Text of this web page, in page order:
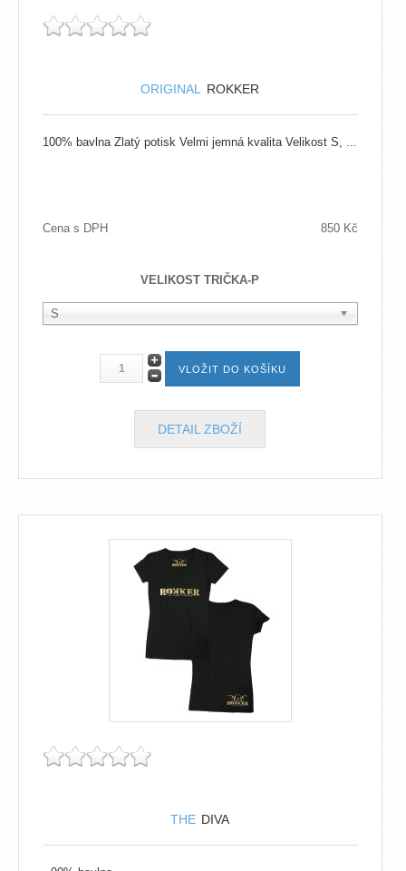
ORIGINAL ROKKER
100% bavlna Zlatý potisk Velmi jemná kvalita Velikost S, ...
Cena s DPH 850 Kč
VELIKOST TRIČKA-P
S
DETAIL ZBOŽÍ
THE DIVA